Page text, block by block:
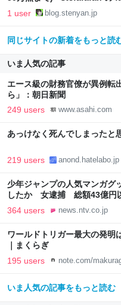
1 user blog.stenyan.jp
同じサイトの新着をもっと読
いま人気の記事
エース級の財務官僚が異例
ら」：朝日新聞
249 users www.asahi.com
あっけなく死んでしまったと
219 users anond.hatelabo.jp
少年ジャンプの人気マンガグ
したか 女逮捕 総額43億円
NEWS NNN
364 users news.ntv.co.jp
ワールドトリガー最大の発明
｜まくらぎ
195 users note.com/
いま人気の記事をもっと読む